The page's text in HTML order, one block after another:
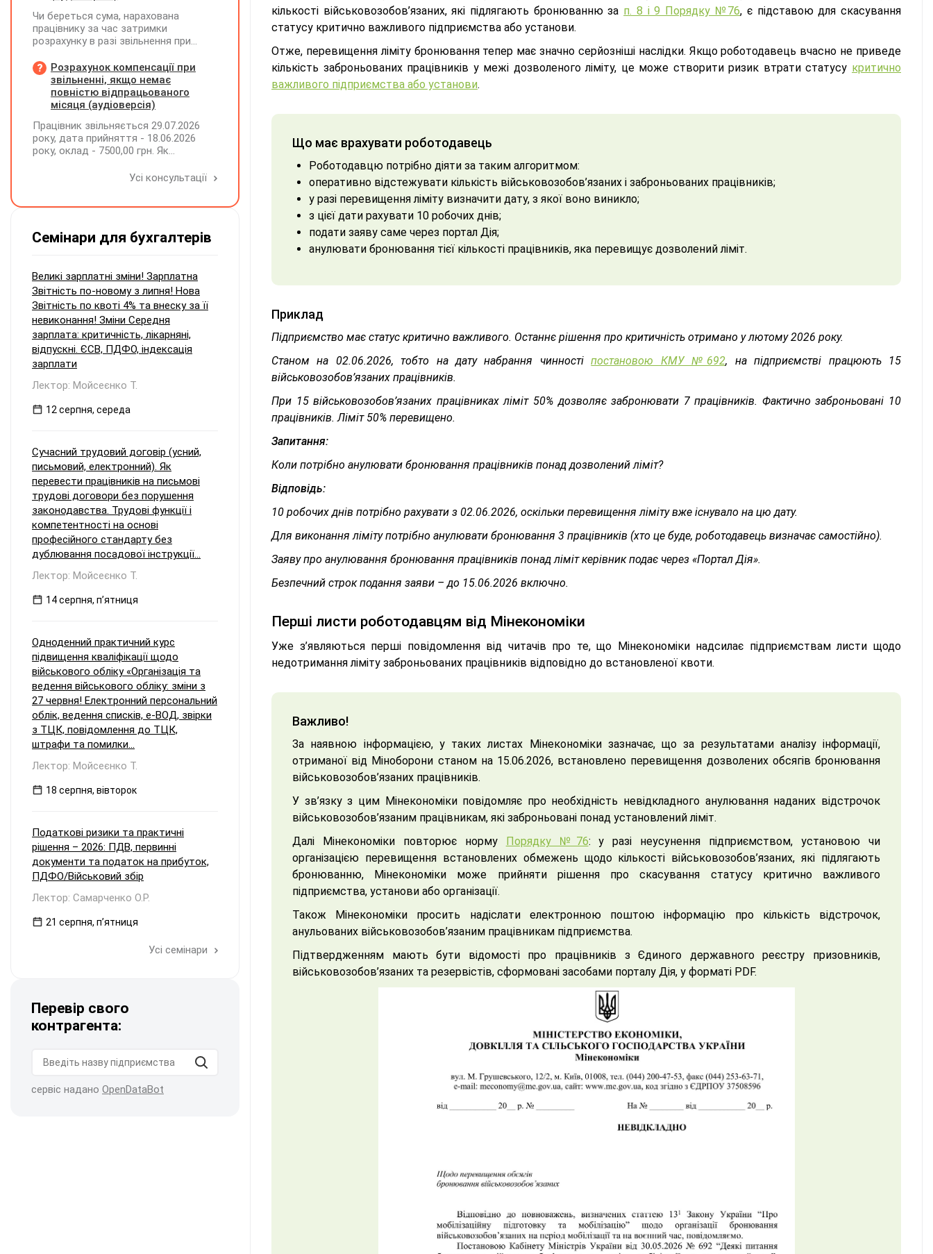
кількості військовозобов’язаних, які підлягають бронюванню за п. 8 і 9 Порядку №76, є підставою для скасування
статусу критично важливого підприємства або установи.
Отже, перевищення ліміту бронювання тепер має значно серйозніші наслідки. Якщо роботодавець вчасно не приведе
кількість заброньованих працівників у межі дозволеного ліміту, це може створити ризик втрати статусу критично
важливого підприємства або установи.
Що має врахувати роботодавець
Роботодавцю потрібно діяти за таким алгоритмом:
оперативно відстежувати кількість військовозобов’язаних і заброньованих працівників;
у разі перевищення ліміту визначити дату, з якої воно виникло;
з цієї дати рахувати 10 робочих днів;
подати заяву саме через портал Дія;
анулювати бронювання тієї кількості працівників, яка перевищує дозволений ліміт.
Приклад
Підприємство має статус критично важливого. Останнє рішення про критичність отримано у лютому 2026 року.
Станом на 02.06.2026, тобто на дату набрання чинностіпостановою КМУ №692, на підприємстві працюють 15
військовозобов’язаних працівників.
При 15 військовозобов’язаних працівниках ліміт 50% дозволяє забронювати 7 працівників. Фактично заброньовані 10
працівників. Ліміт 50% перевищено.
Запитання:
Коли потрібно анулювати бронювання працівників понад дозволений ліміт?
Відповідь:
10 робочих днів потрібно рахувати з 02.06.2026, оскільки перевищення ліміту вже існувало на цю дату.
Для виконання ліміту потрібно анулювати бронювання 3 працівників (хто це буде, роботодавець визначає самостійно).
Заяву про анулювання бронювання працівників понад ліміт керівник подає через «Портал Дія».
Безпечний строк подання заяви – до 15.06.2026 включно.
Перші листи роботодавцям від Мінекономіки
Уже з’являються перші повідомлення від читачів про те, що Мінекономіки надсилає підприємствам листи щодо
недотримання ліміту заброньованих працівників відповідно до встановленої квоти.
Важливо!
За наявною інформацією, у таких листах Мінекономіки зазначає, що за результатами аналізу інформації,
отриманої від Міноборони станом на 15.06.2026, встановлено перевищення дозволених обсягів бронювання
військовозобов’язаних працівників.
У зв’язку з цим Мінекономіки повідомляє про необхідність невідкладного анулювання наданих відстрочок
військовозобов’язаним працівникам, які заброньовані понад установлений ліміт.
Далі Мінекономіки повторює норму Порядку №76: у разі неусунення підприємством, установою чи
організацією перевищення встановлених обмежень щодо кількості військовозобов’язаних, які підлягають
бронюванню, Мінекономіки може прийняти рішення про скасування статусу критично важливого
підприємства, установи або організації.
Також Мінекономіки просить надіслати електронною поштою інформацію про кількість відстрочок,
анульованих військовозобов’язаним працівникам підприємства.
Підтвердженням мають бути відомості про працівників з Єдиного державного реєстру призовників,
військовозобов’язаних та резервістів, сформовані засобами порталу Дія, у форматі PDF.
Чи береться сума, нарахована
працівнику за час затримки
розрахунку в разі звільнення при
заробітної плати (винагороди), для
розрахунку внеску на підтримку
працевлаштування осіб з
інвалідністю?
Розрахунок компенсації при
звільненні, якщо немає
повністю відпрацьованого
місяця (аудіоверсія)
Працівник звільняється 29.07.2026
року, дата прийняття - 18.06.2026
року, оклад - 7500,00 грн. Як
невикористаних днів відпустки при
Усі консультації
Семінари для бухгалтерів
Великі зарплатні зміни! Зарплатна
Звітність по-новому з липня! Нова
Звітність по квоті 4% та внеску за її
невиконання! Зміни Середня
зарплата: критичність, лікарняні,
відпускні. ЄСВ, ПДФО, індексація
зарплати
Лектор: Мойсеєнко Т.
12 серпня, середа
Сучасний трудовий договір (усний,
письмовий, електронний). Як
перевести працівників на письмові
трудові договори без порушення
законодавства. Трудові функції і
компетентності на основі
професійного стандарту без
дублювання посадової інструкції...
Лектор: Мойсеєнко Т.
14 серпня, пʼятниця
Одноденний практичний курс
підвищення кваліфікації щодо
військового обліку «Організація та
ведення військового обліку: зміни з
27 червня! Електронний персональний
облік, ведення списків, е-ВОД, звірки
з ТЦК, повідомлення до ТЦК,
штрафи та помилки...
Лектор: Мойсеєнко Т.
18 серпня, вівторок
Податкові ризики та практичні
рішення – 2026: ПДВ, первинні
документи та податок на прибуток,
ПДФО/Військовий збір
Лектор: Самарченко О.Р.
21 серпня, пʼятниця
Усі семінари
Перевір свого
контрагента:
сервіс надано OpenDataBot